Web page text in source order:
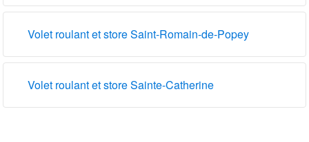
Volet roulant et store Saint-Romain-de-Popey
Volet roulant et store Sainte-Catherine